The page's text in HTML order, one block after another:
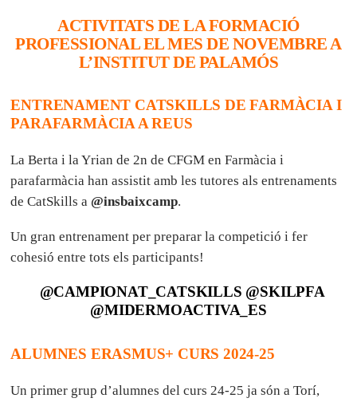
ACTIVITATS DE LA FORMACIÓ
PROFESSIONAL EL MES DE NOVEMBRE A
L’INSTITUT DE PALAMÓS
ENTRENAMENT CATSKILLS DE FARMÀCIA I
PARAFARMÀCIA A REUS
La Berta i la Yrian de 2n de CFGM en Farmàcia i
parafarmàcia han assistit amb les tutores als entrenaments
de CatSkills a @insbaixcamp.
Un gran entrenament per preparar la competició i fer
cohesió entre tots els participants!
@CAMPIONAT_CATSKILLS @SKILPFA
@MIDERMOACTIVA_ES
ALUMNES ERASMUS+ CURS 2024-25
Un primer grup d’alumnes del curs 24-25 ja són a Torí,